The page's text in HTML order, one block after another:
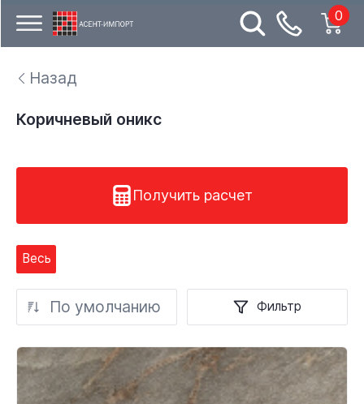
0
Назад
Коричневый оникс
Получить расчет
Весь
По умолчанию Фильтр